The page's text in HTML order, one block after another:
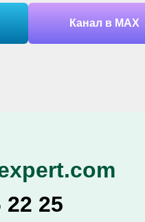
Канал в МАХ
22 25